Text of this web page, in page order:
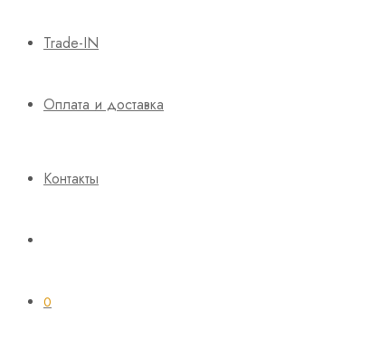
Trade-IN
Оплата и доставка
Контакты
0